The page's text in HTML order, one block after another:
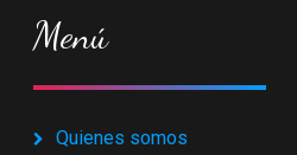
Menú
Quienes somos